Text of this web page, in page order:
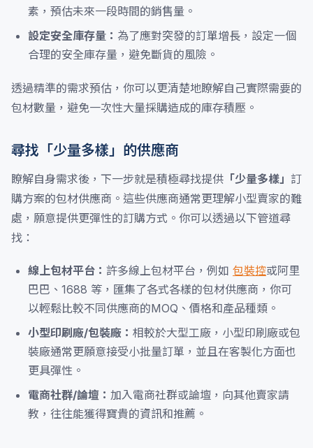
素，預估未來一段時間的銷售量。
設定安全庫存量： 為了應對突發的訂單增長，設定一個
合理的安全庫存量，避免斷貨的風險。
透過精準的需求預估，你可以更清楚地瞭解自己實際需要的
包材數量，避免一次性大量採購造成的庫存積壓。
尋找「少量多樣」的供應商
瞭解自身需求後，下一步就是積極尋找提供 「少量多樣」 訂
購方案的包材供應商。這些供應商通常更理解小型賣家的難
處，願意提供更彈性的訂購方式。你可以透過以下管道尋
找：
線上包材平台： 許多線上包材平台，例如 包裝控或阿里
巴巴、1688 等，匯集了各式各樣的包材供應商，你可
以輕鬆比較不同供應商的MOQ、價格和產品種類。
小型印刷廠/包裝廠： 相較於大型工廠，小型印刷廠或包
裝廠通常更願意接受小批量訂單，並且在客製化方面也
更具彈性。
電商社群/論壇： 加入電商社群或論壇，向其他賣家請
教，往往能獲得寶貴的資訊和推薦。